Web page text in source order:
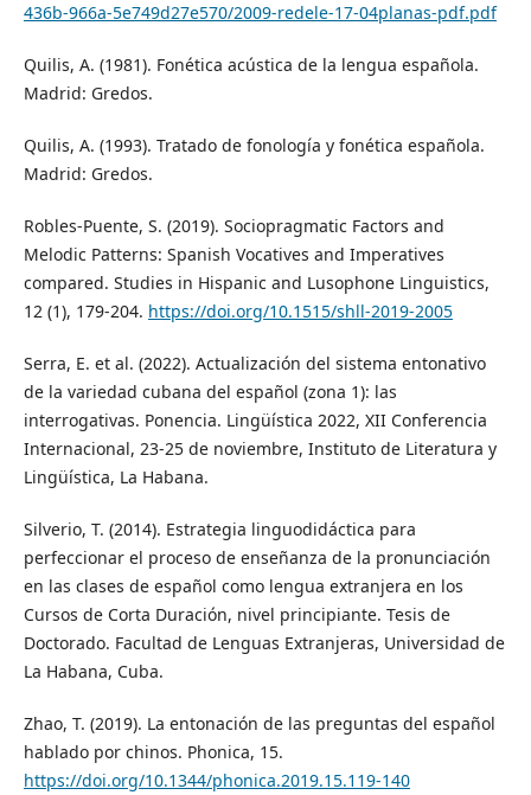
436b-966a-5e749d27e570/2009-redele-17-04planas-pdf.pdf
Quilis, A. (1981). Fonética acústica de la lengua española.
Madrid: Gredos.
Quilis, A. (1993). Tratado de fonología y fonética española.
Madrid: Gredos.
Robles-Puente, S. (2019). Sociopragmatic Factors and
Melodic Patterns: Spanish Vocatives and Imperatives
compared. Studies in Hispanic and Lusophone Linguistics,
12 (1), 179-204. https://doi.org/10.1515/shll-2019-2005
Serra, E. et al. (2022). Actualización del sistema entonativo
de la variedad cubana del español (zona 1): las
interrogativas. Ponencia. Lingüística 2022, XII Conferencia
Internacional, 23-25 de noviembre, Instituto de Literatura y
Lingüística, La Habana.
Silverio, T. (2014). Estrategia linguodidáctica para
perfeccionar el proceso de enseñanza de la pronunciación
en las clases de español como lengua extranjera en los
Cursos de Corta Duración, nivel principiante. Tesis de
Doctorado. Facultad de Lenguas Extranjeras, Universidad de
La Habana, Cuba.
Zhao, T. (2019). La entonación de las preguntas del español
hablado por chinos. Phonica, 15.
https://doi.org/10.1344/phonica.2019.15.119-140